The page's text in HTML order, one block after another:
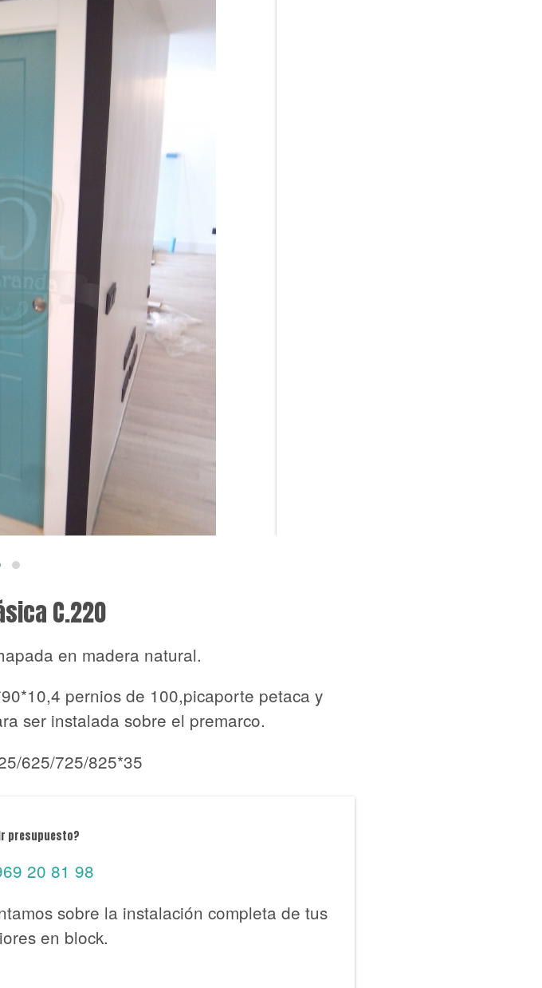
C.220
en madera natural.
pernios de 100,picaporte petaca y
ser instalada sobre el premarco.
625/725/825*35
presupuesto?
20 81 98
sobre la instalación completa de tus
en block.